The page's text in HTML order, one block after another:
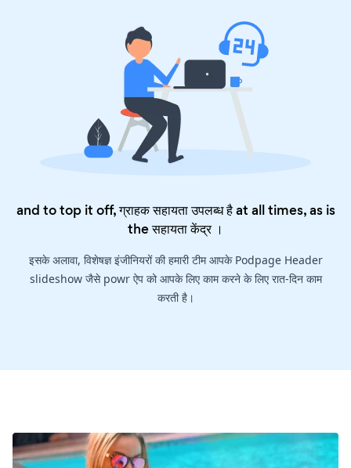
and to top it off, ग्राहक सहायता उपलब्ध है at all times, as is
theसहायता केंद्र।
इसके अलावा, विशेषज्ञ इंजीनियरों की हमारी टीम आपके Podpage Header
slideshow जैसे powr ऐप को आपके लिए काम करने के लिए रात-दिन काम
करती है।